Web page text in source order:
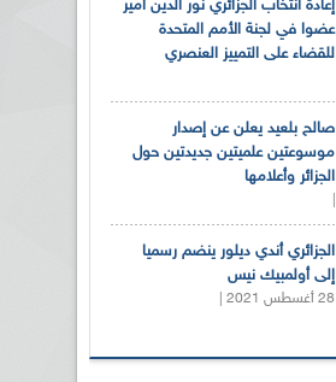
إعادة انتخاب الجزائري نور الدين أمير
عضوا في لجنة الأمم المتحدة
للقضاء على التمييز العنصري
صالح بلعيد يعلن عن إصدار
موسوعتين علميتين جديدتين حول
الجزائر وأعلامها
الجزائري أندي ديلور ينضم رسميا
إلى أولمبيك نيس
28 أغسطس 2021 |